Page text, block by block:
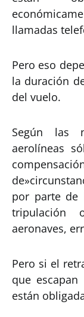
llamadas
Pero eso
la duración
del vuelo.
Según las
aerolíneas
por parte de
tripulación
aeronaves,
Pero si el
que
están